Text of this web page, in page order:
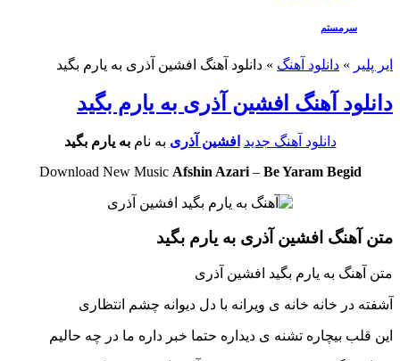
سرمستم
ایر پلیر » دانلود آهنگ » دانلود آهنگ افشین آذری به یارم بگید
دانلود آهنگ افشین آذری به یارم بگید
دانلود آهنگ جدید افشین آذری به نامبه یارم بگید
Download New Music Afshin Azari– Be Yaram Begid
متن آهنگ افشین آذری به یارم بگید
متن آهنگ به یارم بگید افشین آذری
آشفته در خانه خانه ی ویرانه با دل دیوانه چشم انتظاری
این قلب بیچاره تشنه ی دیداره حتما خبر داره ما در چه حالیم